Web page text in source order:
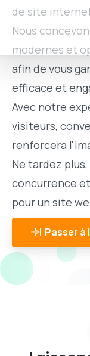
de site
Nous
modernes et
afin de vous
efficace et
Avec notre
visiteurs,
renforcera
Ne tardez
concurrence
pour un site
Passer